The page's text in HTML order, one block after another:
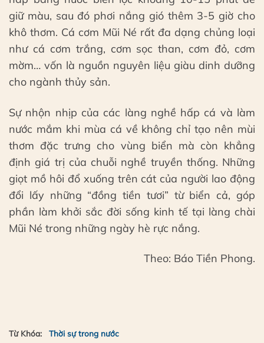
giữ màu, sau đó phơi nắng gió thêm 3-5 giờ cho
khô thơm. Cá cơm Mũi Né rất đa dạng chủng loại
như cá cơm trắng, cơm sọc than, cơm đỏ, cơm
mờm… vốn là nguồn nguyên liệu giàu dinh dưỡng
cho ngành thủy sản.
Sự nhộn nhịp của các làng nghề hấp cá và làm
nước mắm khi mùa cá về không chỉ tạo nên mùi
thơm đặc trưng cho vùng biển mà còn khẳng
định giá trị của chuỗi nghề truyền thống. Những
giọt mồ hôi đổ xuống trên cát của người lao động
đổi lấy những “đồng tiền tươi” từ biển cả, góp
phần làm khởi sắc đời sống kinh tế tại làng chài
Mũi Né trong những ngày hè rực nắng.
Theo: Báo Tiền Phong.
Từ Khóa: Thời sự trong nước